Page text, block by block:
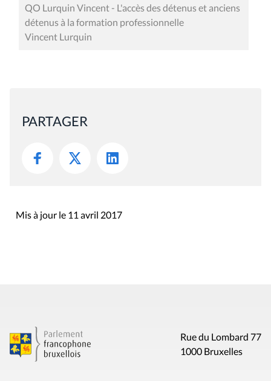
QO Lurquin Vincent - L'accès des détenus et anciens
détenus à la formation professionnelle
Vincent Lurquin
PARTAGER
Mis à jour le 11 avril 2017
Rue du Lombard 77
1000 Bruxelles